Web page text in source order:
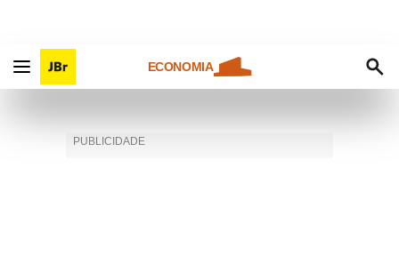
ECONOMIA